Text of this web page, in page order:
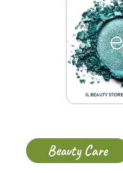
Beauty Care